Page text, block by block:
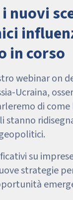
nuovi
in corso
webinar on
Ucraina,
di come
stanno
su
strategie